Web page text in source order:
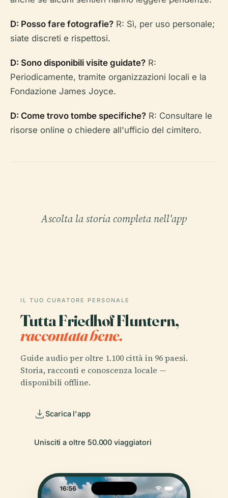
D: Posso fare fotografie? R: Sì, per uso personale;
siate discreti e rispettosi.
D: Sono disponibili visite guidate? R:
Periodicamente, tramite organizzazioni locali e la
Fondazione James Joyce.
D: Come trovo tombe specifiche? R: Consultare le
risorse online o chiedere all'ufficio del cimitero.
Ascolta la storia completa nell'app
IL TUO CURATORE PERSONALE
Tutta Friedhof Fluntern,
raccontata bene.
Guide audio per oltre 1.100 città in 96 paesi.
Storia, racconti e conoscenza locale —
disponibili offline.
Scarica l'app
Unisciti a oltre 50.000 viaggiatori